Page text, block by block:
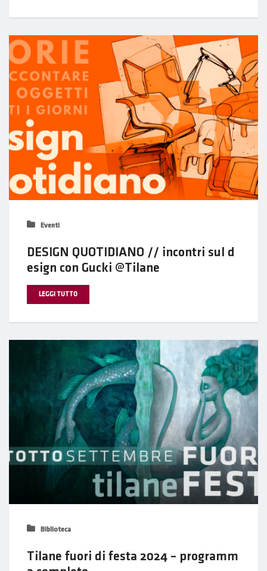
Eventi
DESIGN QUOTIDIANO // incontri sul d
esign con Gucki @Tilane
LEGGI TUTTO
Biblioteca
Tilane fuori di festa 2024 – programm